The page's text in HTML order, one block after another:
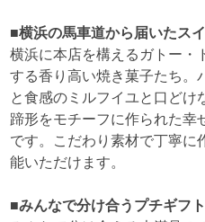
■横浜の馬車道から届いたス
横浜に本店を構えるガトー・
する香り高い焼き菓子たち。
と食感のミルフイユと口どけ
蹄形をモチーフに作られた幸
です。こだわり素材で丁寧に
能いただけます。
■みんなで分け合うプチギフ